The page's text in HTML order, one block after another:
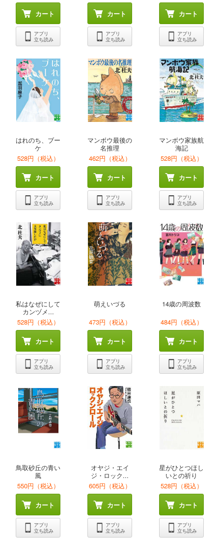
カート
アプリ
立ち読み
カート
アプリ
立ち読み
カート
アプリ
立ち読み
はれのち、ブー
ケ
528円（税込）
カート
アプリ
立ち読み
マンボウ最後の
名推理
462円（税込）
カート
アプリ
立ち読み
マンボウ家族航
海記
528円（税込）
カート
アプリ
立ち読み
私はなぜにして
カンヅメ...
528円（税込）
カート
アプリ
立ち読み
萌えいづる
473円（税込）
カート
アプリ
立ち読み
14歳の周波数
484円（税込）
カート
アプリ
立ち読み
鳥取砂丘の青い
風
550円（税込）
カート
アプリ
立ち読み
オヤジ・エイ
ジ・ロック...
605円（税込）
カート
アプリ
立ち読み
星がひとつほし
いとの祈り
528円（税込）
カート
アプリ
立ち読み